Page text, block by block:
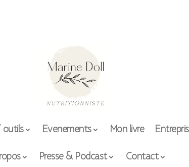
outils Evenements Mon livre
Presse & Podcast Contact